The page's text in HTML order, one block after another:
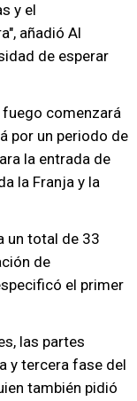
y el
añadió Al
de esperar
fuego comenzará
por un periodo de
la entrada de
la Franja y la
un total de 33
de
el primer
las partes
y tercera fase del
también pidió